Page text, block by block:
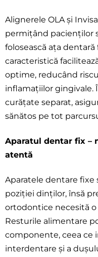
Alignerele OLA și
permițând pacienților
folosească ața dentară
caracteristică
optime, reducând
inflamațiilor gingivale.
curățate separat,
sănătos pe tot
Aparatul dentar fix –
atentă
Aparatele dentare
poziției dinților, însă
ortodontice necesită o
Resturile alimentare
componente, ceea ce
interdentare și a